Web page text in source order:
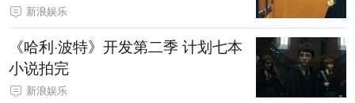
新浪娱乐
《哈利·波特》开发第二季 计划七本
小说拍完
新浪娱乐